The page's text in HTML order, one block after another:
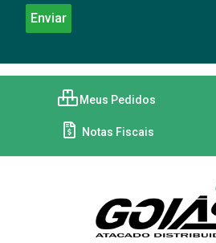
Meus Pedidos
Notas Fiscais